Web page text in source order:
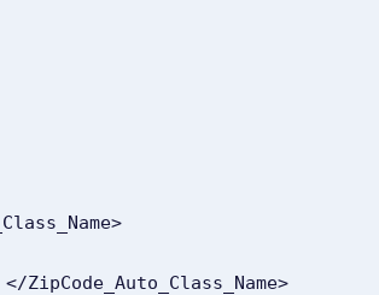
）</ZipCode_Auto_Class_Name>